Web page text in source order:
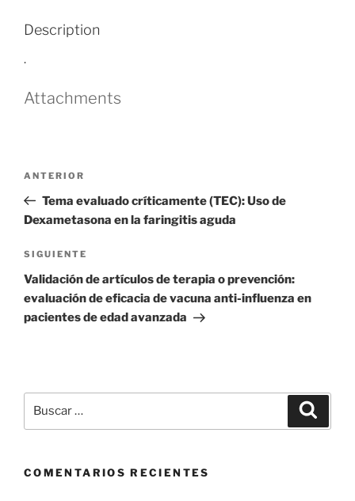
Description
.
Attachments
entradas
Entrada
anterior
ANTERIOR
Tema evaluado críticamente (TEC): Uso de
Dexametasona en la faringitis aguda
Siguiente
entrada
SIGUIENTE
Validación de artículos de terapia o prevención:
evaluación de eficacia de vacuna anti-influenza en
pacientes de edad avanzada
por:
COMENTARIOS RECIENTES